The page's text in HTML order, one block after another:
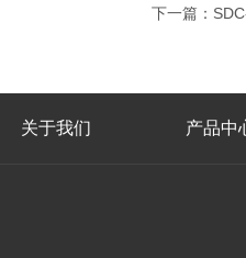
下一篇：
关于我们 产品中